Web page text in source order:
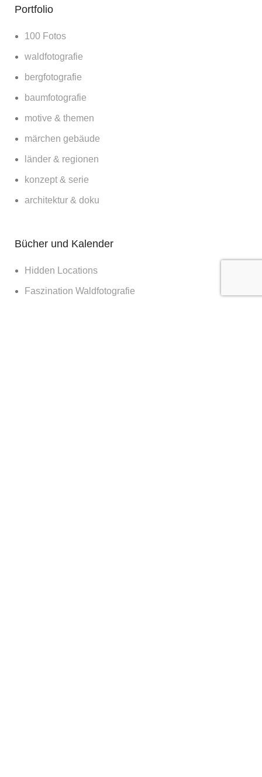
Portfolio
100 Fotos
waldfotografie
bergfotografie
baumfotografie
motive & themen
märchen gebäude
länder & regionen
konzept & serie
architektur & doku
Bücher und Kalender
Hidden Locations
Faszination Waldfotografie